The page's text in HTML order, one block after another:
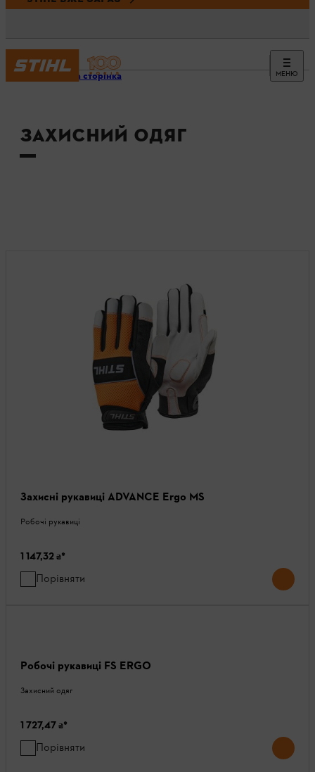
МЕНЮ
Головна сторінка
ЗАХИСНИЙ ОДЯГ
Захисні рукавиці ADVANCE Ergo MS
Робочі рукавиці
1 147,32 ₴*
Порівняти
Робочі рукавиці FS ERGO
Захисний одяг
1 727,47 ₴*
Порівняти